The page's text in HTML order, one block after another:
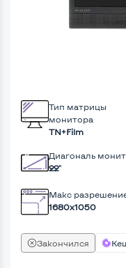
Тип матрицы
монитора
TN+Film
Диагональ
22"
Макс
1680x1050
Закончился